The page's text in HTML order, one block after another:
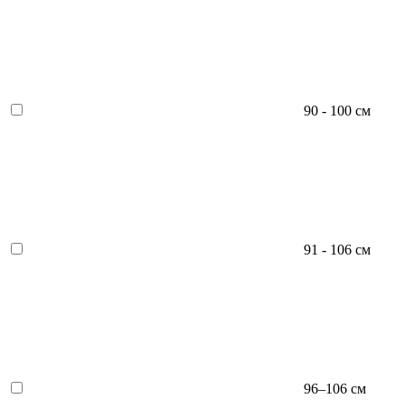
90 - 100 см
91 - 106 см
96–106 см